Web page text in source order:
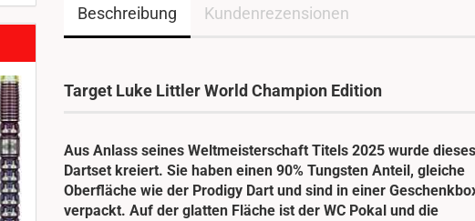
Beschreibung Kundenrezensionen
Target Luke Littler World Champion Edition
Aus Anlass seines Weltmeisterschaft Titels 2025 wurde dieses
Dartset kreiert. Sie haben einen 90% Tungsten Anteil, gleiche
Oberfläche wie der Prodigy Dart und sind in einer
verpackt. Auf der glatten Fläche ist der WC Pokal und die